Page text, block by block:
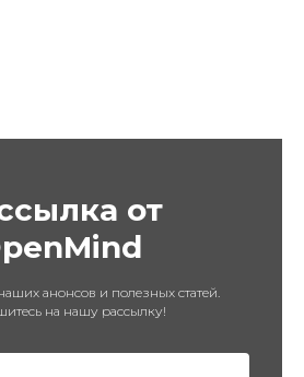
от
анонсов и полезных статей.
на нашу рассылку!